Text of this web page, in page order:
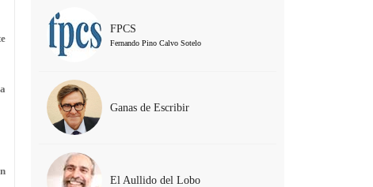
FPCS
Fernando Pino Calvo Sotelo
Ganas de Escribir
El Aullido del Lobo